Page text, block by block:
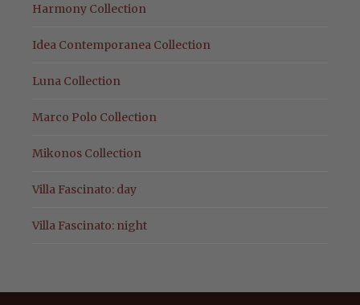
Harmony Collection
Idea Contemporanea Collection
Luna Collection
Marco Polo Collection
Mikonos Collection
Villa Fascinato: day
Villa Fascinato: night